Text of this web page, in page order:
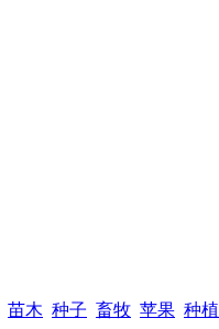
苗木 种子 畜牧 苹果 种植